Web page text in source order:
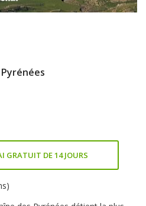
Pyrénées
GRATUIT DE 14 JOURS